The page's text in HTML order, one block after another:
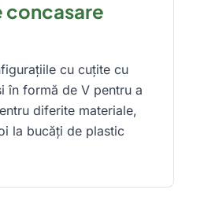
concasare
cu cuțite cu
în formă de V pentru a
diferite materiale,
la bucăți de plastic